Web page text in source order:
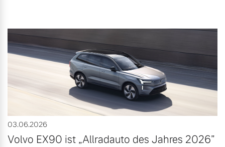
03.06.2026
Volvo EX90 ist „Allradauto des Jahres 2026”